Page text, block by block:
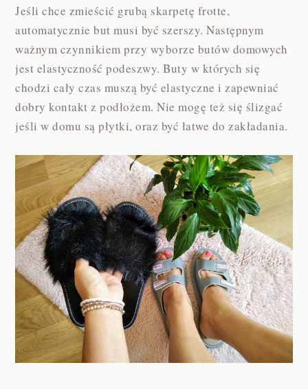
Jeśli chce zmieścić grubą skarpetę frotte,
automatycznie but musi być szerszy. Następnym
ważnym czynnikiem przy wyborze butów domowych
jest elastyczność podeszwy. Buty w których się
chodzi cały czas muszą być elastyczne i zapewniać
dobry kontakt z podłożem. Nie mogę też się ślizgać
jeśli w domu są płytki, oraz być łatwe do zakładania.